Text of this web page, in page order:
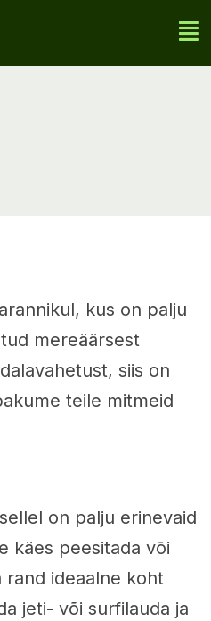
kus on palju
mereäärsest
siis on
teile mitmeid
on palju erinevaid
käes peesitada või
rand ideaalne koht
jeti- või surfilauda ja